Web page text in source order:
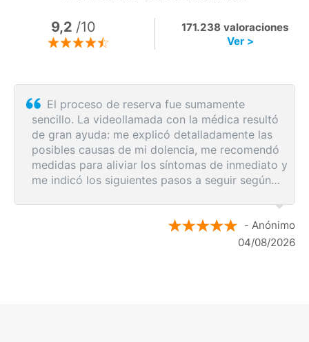
9,2 /10
171.238 valoraciones
Ver >
El proceso de reserva fue sumamente
sencillo. La videollamada con la médica resultó
de gran ayuda: me explicó detalladamente las
posibles causas de mi dolencia, me recomendó
medidas para aliviar los síntomas de inmediato y
me indicó los siguientes pasos a seguir según
- Anónimo
04/08/2026